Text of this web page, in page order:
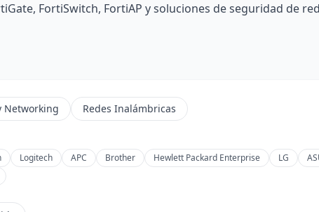
FortiSwitch, FortiAP y soluciones de seguridad de
Networking Redes Inalámbricas
Logitech APC Brother Hewlett Packard Enterprise LG